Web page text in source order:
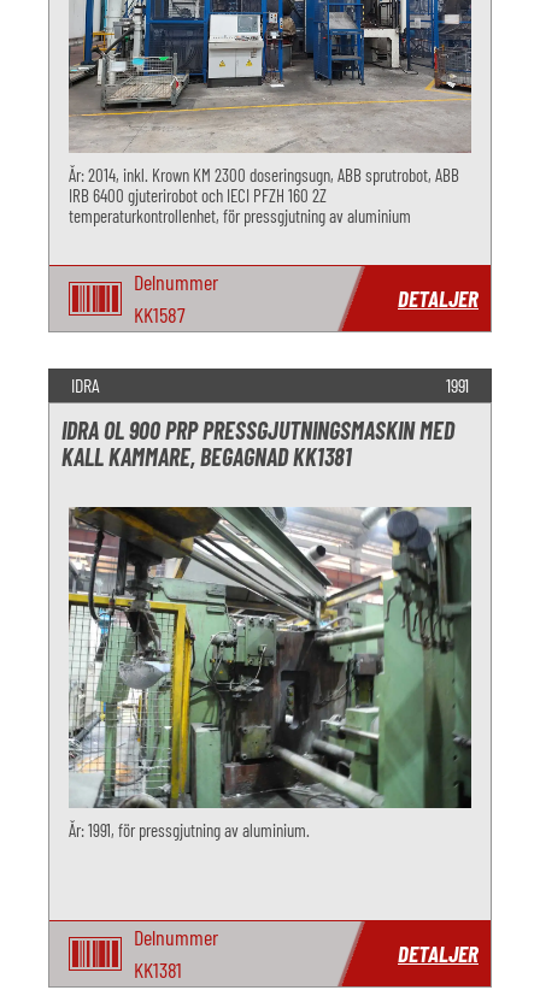
År: 2014, inkl. Krown KM 2300 doseringsugn, ABB sprutrobot, ABB
IRB 6400 gjuterirobot och IECI PFZH 160 2Z
temperaturkontrollenhet, för pressgjutning av aluminium
Delnummer
KK1587
DETALJER
IDRA 1991
IDRA OL 900 PRP PRESSGJUTNINGSMASKIN MED
KALL KAMMARE, BEGAGNAD KK1381
År: 1991, för pressgjutning av aluminium.
Delnummer
KK1381
DETALJER